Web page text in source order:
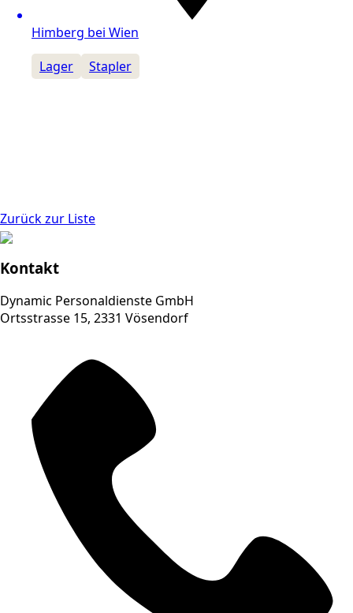
Himberg bei Wien
Lager
Stapler
Zurück zur Liste
Kontakt
Dynamic Personaldienste GmbH
Ortsstrasse 15, 2331 Vösendorf